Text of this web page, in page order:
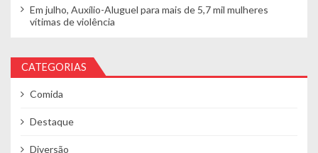
Em julho, Auxílio-Aluguel para mais de 5,7 mil mulheres
vítimas de violência
CATEGORIAS
Comida
Destaque
Diversão